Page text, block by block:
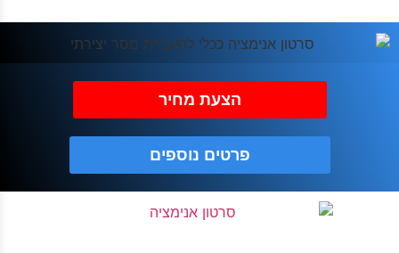
הצעת מחיר
פרטים נוספים